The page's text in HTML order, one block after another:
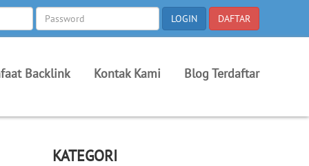
Backlink Kontak Kami Blog Terdaftar
KATEGORI